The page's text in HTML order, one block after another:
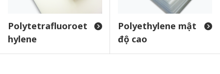
Polytetrafluoroet
hylene
Polyethylene mật
độ cao